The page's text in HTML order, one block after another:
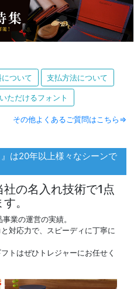
ついて 支払方法について
ただけるフォント
その他よくあるご質問はこちら⇒
は20年以上様々なシーンで
の名入れ技術で1点
。
業の運営の実績。
対応力で、スピーディに丁寧に
トはぜひトレジャーにお任せく